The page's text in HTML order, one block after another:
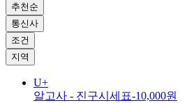
추천순
통신사
조건
지역
U+
알고사 - 진구시세표-10,000원